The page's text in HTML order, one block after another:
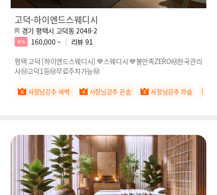
고덕-하이엔드스웨디시
경기 평택시 고덕동 2048-2
6% 160,000 ~ 리뷰 91
평택 고덕 [하이엔드스웨디시] 💙스웨디시 💙불만족ZEROⓂ️한국관리
사Ⓜ️고덕1등Ⓜ️무료주차가능Ⓜ️
사장님강추 새벽 사장님강추 은솜 사장님강추 하슬